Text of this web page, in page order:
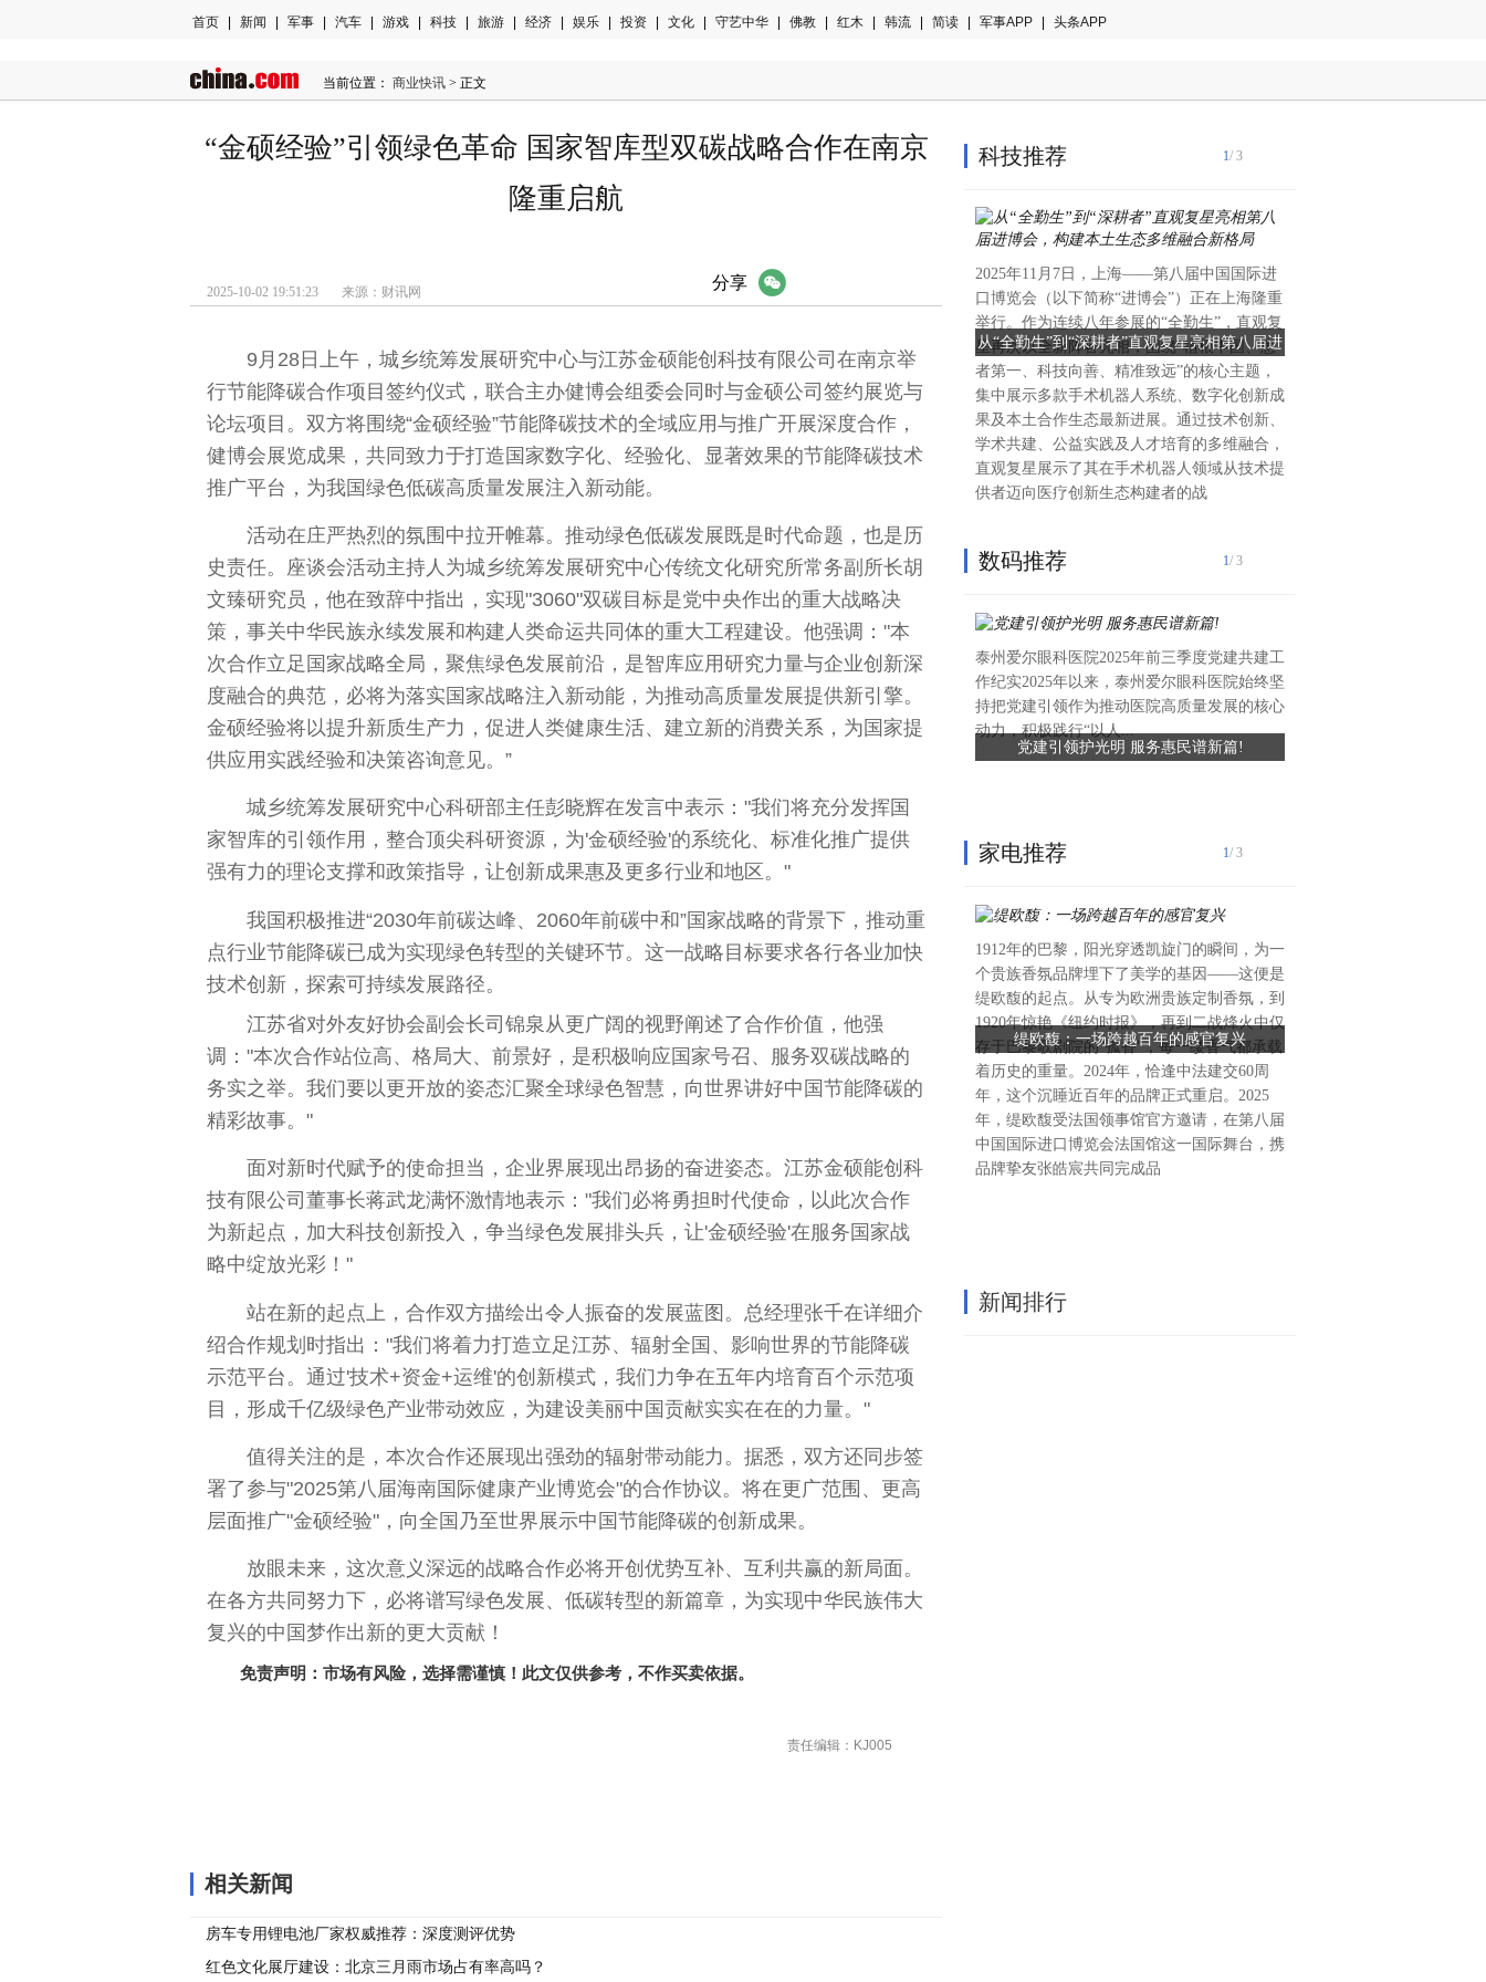
首页 新闻 军事 汽车 游戏 科技 旅游 经济 娱乐 投资 文化 守艺中华 佛教 红木 韩流 简读 军事APP 头条APP
当前位置： 商业快讯 > 正文
“金硕经验”引领绿色革命 国家智库型双碳战略合作在南京
隆重启航
2025-10-02 19:51:23 来源：财讯网 分享
9月28日上午，城乡统筹发展研究中心与江苏金硕能创科技有限公司在南京举
行节能降碳合作项目签约仪式，联合主办健博会组委会同时与金硕公司签约展览与
论坛项目。双方将围绕“金硕经验”节能降碳技术的全域应用与推广开展深度合作，
健博会展览成果，共同致力于打造国家数字化、经验化、显著效果的节能降碳技术
推广平台 ，为我国绿色低碳高质量发展注入新动能。
活动在庄严热烈的氛围中拉开帷幕。推动绿色低碳发展既是时代命题，也是历
史责任。座谈会活动主持人为城乡统筹发展研究中心传统文化研究所常务副 所长胡
文臻研究员，他在致辞中指出，实现"3060"双碳目标是党中央作出的重大战略决
策，事关中华民族永续发展和构建 人类命运共同体的重大工程建设。他强调："本
次合作立足 国家战略全局，聚焦绿色发展前沿，是智库应用研究力量与企业创新深
度融合的典范，必将为落实国家战略注入新动能，为推动高质量发展提供新引擎。
金硕经验将以提升新质生产力，促进人类健康生活、建立新的消费关系，为国家提
供应用实践经验和决策咨询意见。”
城乡统筹发展研究中心科研部主任彭晓辉在发言中表示："我们将充分发挥 国
家智库的引领作用，整合顶尖科研资源，为'金硕经验'的系统化、标准化推广提供
强有力的理论支撑和政策指导，让创新成果惠及更多行业和地区。"
我国积极推进“2030年前碳达峰、2060年前碳中和”国家战略的背景下，推动重
点行业节能降碳已成为实现绿色转型的关键环节。这一战略目标要求各行各业加快
技术创新，探索可持续发展路径。
江苏省对外友好协会副 会长司锦泉从更广阔的视野阐述了合作价值，他强
调："本次合作站位高、格局大、前景好，是积极响应国家号召、服务双碳战略的
务实之举。我们要以更开放的姿态汇聚全球绿色智慧，向世界讲好中国节能降碳的
精彩故事。"
面对新时代赋予的使命担当，企业界展现出昂扬的奋进姿态。江苏金硕能创科
技有限公司董事长蒋武龙满怀激情地表示："我们必将勇担时代使命 ，以此次合作
为新起点，加大科技创新投入，争当绿色发展排头兵，让'金硕经验'在服务 国家战
略中绽放光彩！"
站在新的起点上，合作双方描绘出令人振奋的发展蓝图。 总经理张千在详细介
绍合作规划时指出："我们将着力打造立足江苏、辐射全国、影响世界的节能降碳
示范平台 。通过'技术+资金+运维'的创新模式，我们力争在五年内培育百个示范项
目，形成千亿级绿色产业带动效应，为建设美丽中国贡献实实在在的力量。"
值得关注的是，本次合作还展现出强劲的辐射带动能力。据悉，双方还同步签
署了参与"2025第八届海南国际健康产业博览会"的合作协议。将在更广范围、更高
层面推广"金硕经验"，向全国乃至世界展示中国节能降碳的创新成果。
放眼未来，这次意义深远的战略合作必将开创优势互补、互利共赢的新局面。
在各方共同努力下，必将谱写绿色发展、低碳转型的新篇章，为实现中华民族伟大
复兴的中国梦作出新的更大贡献！
免责声明：市场有风险，选择需谨慎！此文仅供参考，不作买卖依据。
责任编辑：KJ005
相关新闻
房车专用锂电池厂家权威推荐：深度测评优势
红色文化展厅建设：北京三月雨市场占有率高吗？
科技推荐
从“全勤生”到“深耕者”直观复星亮相第八届进
博会，构建本土生态多维融合新格局
2025年11月7日，上海——第八届中国国际进
口博览会（以下简称“进博会”）正在上海隆重
举行。作为连续八年参展的“全勤生”，直观复
星再次以全新阵容亮相，围绕“植根中国、患
者第一、科技向善、精准致远”的核心主题，
集中展示多款手术机器人系统、数字化创新成
果及本土合作生态最新进展。通过技术创新、
学术共建、公益实践及人才培育的多维融合，
直观复星展示了其在手术机器人领域从技术提
供者迈向医疗创新生态构建者的战
1/ 3
数码推荐
党建引领护光明 服务惠民谱新篇!
泰州爱尔眼科医院2025年前三季度党建共建工
作纪实2025年以来，泰州爱尔眼科医院始终坚
持把党建引领作为推动医院高质量发展的核心
动力，积极践行“以人...
1/ 3
家电推荐
缇欧馥：一场跨越百年的感官复兴
1912年的巴黎，阳光穿透凯旋门的瞬间，为一
个贵族香氛品牌埋下了美学的基因——这便是
缇欧馥的起点。从专为欧洲贵族定制香氛，到
1920年惊艳《纽约时报》，再到二战烽火中仅
存于巴黎歌剧院的"孤香"，每一缕香气都承载
着历史的重量。2024年，恰逢中法建交60周
年，这个沉睡近百年的品牌正式重启。2025
年，缇欧馥受法国领事馆官方邀请，在第八届
中国国际进口博览会法国馆这一国际舞台，携
品牌挚友张皓宸共同完成品
1/ 3
新闻排行